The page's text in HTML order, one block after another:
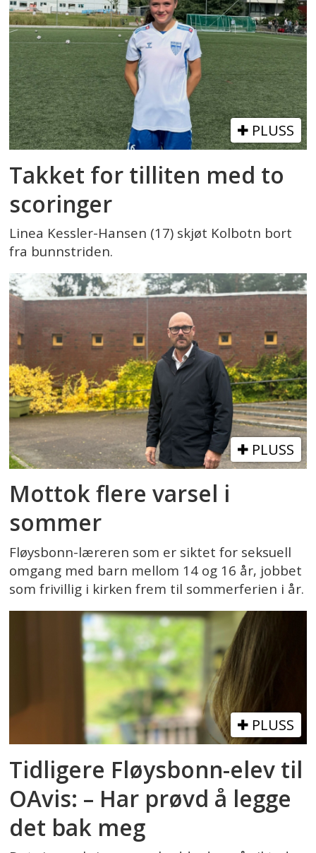
PLUSS
Takket for tilliten med to
scoringer
Linea Kessler-Hansen (17) skjøt Kolbotn bort
fra bunnstriden.
PLUSS
Mottok flere varsel i
sommer
Fløysbonn-læreren som er siktet for seksuell
omgang med barn mellom 14 og 16 år, jobbet
som frivillig i kirken frem til sommerferien i år.
PLUSS
Tidligere Fløysbonn-elev til
OAvis: – Har prøvd å legge
det bak meg